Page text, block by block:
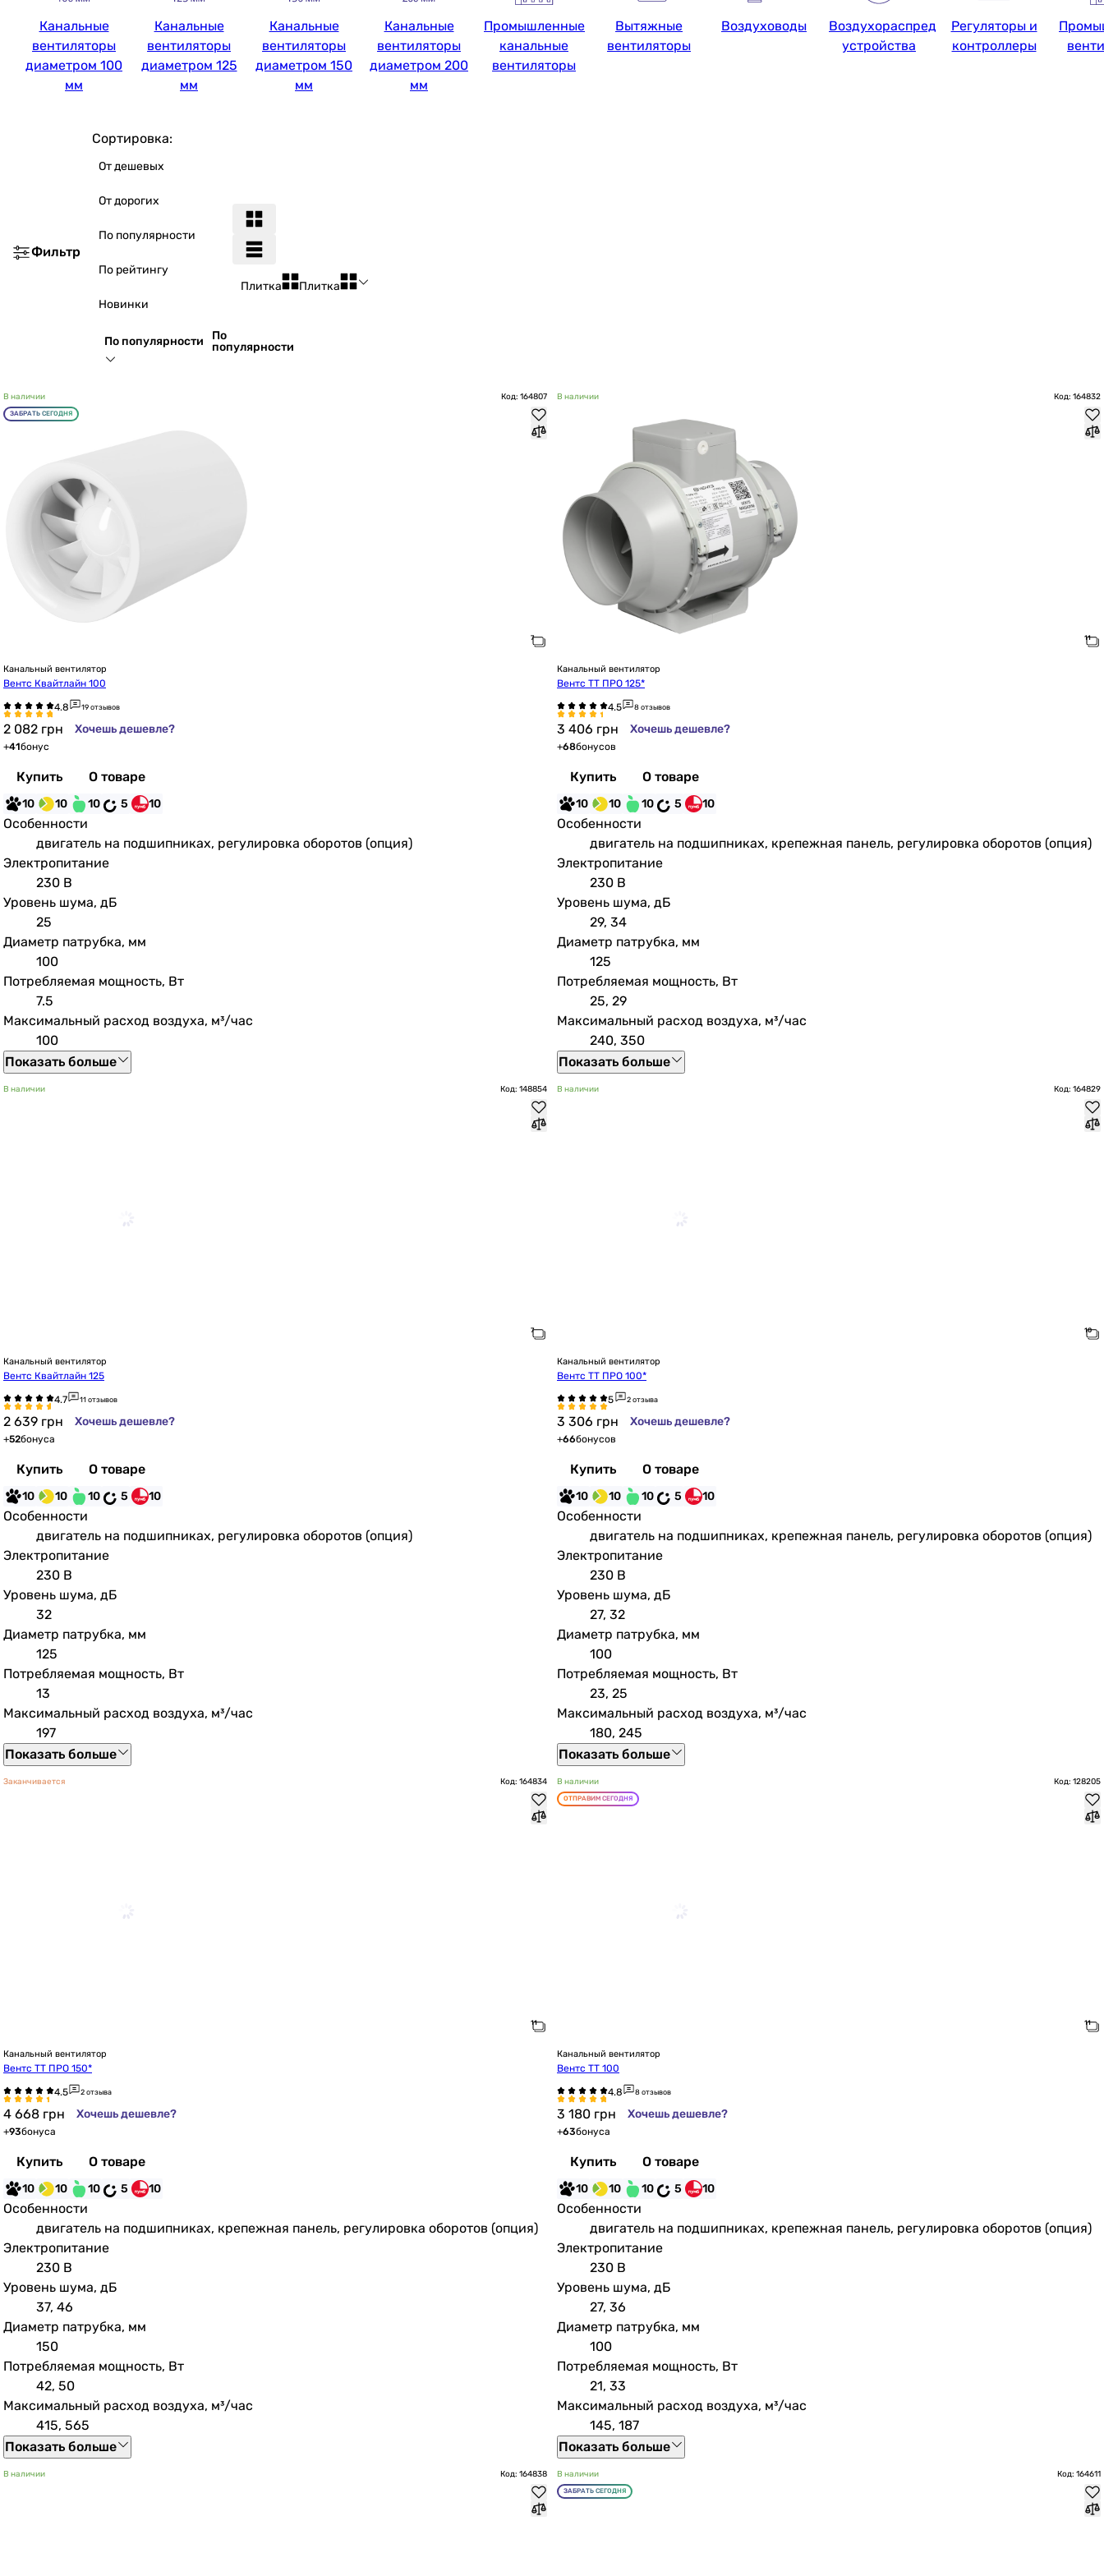
Канальные
вентиляторы
диаметром 100
мм
Канальные
вентиляторы
диаметром 125
мм
Канальные
вентиляторы
диаметром 150
мм
Канальные
вентиляторы
диаметром 200
мм
Промышленные
канальные
вентиляторы
Вытяжные
вентиляторы
Воздуховоды
Воздухораспределительные
устройства
Регуляторы и
контроллеры
Фильтр
Сортировка:
От дешевых
От дорогих
По популярности
По рейтингу
Новинки
По популярности
По
популярности
Плитка Плитка
В наличии Код: 164807
ЗАБРАТЬ СЕГОДНЯ
Канальный вентилятор
Вентс Квайтлайн 100
19 отзывов
2 082 грн Хочешь дешевле?
+41бонус
Купить О товаре
10 10 10 5 10
Особенности
двигатель на подшипниках, регулировка оборотов (опция)
Электропитание
230 В
Уровень шума, дБ
25
Диаметр патрубка, мм
100
Потребляемая мощность, Вт
7.5
Максимальный расход воздуха, м³/час
100
Показать больше
В наличии Код: 164832
Канальный вентилятор
Вентс ТТ ПРО 125*
8 отзывов
3 406 грн Хочешь дешевле?
+68бонусов
Купить О товаре
10 10 10 5 10
Особенности
двигатель на подшипниках, крепежная панель, регулировка оборотов (опция)
Электропитание
230 В
Уровень шума, дБ
29, 34
Диаметр патрубка, мм
125
Потребляемая мощность, Вт
25, 29
Максимальный расход воздуха, м³/час
240, 350
Показать больше
В наличии Код: 148854
Канальный вентилятор
Вентс Квайтлайн 125
11 отзывов
2 639 грн Хочешь дешевле?
+52бонуса
Купить О товаре
10 10 10 5 10
Особенности
двигатель на подшипниках, регулировка оборотов (опция)
Электропитание
230 В
Уровень шума, дБ
32
Диаметр патрубка, мм
125
Потребляемая мощность, Вт
13
Максимальный расход воздуха, м³/час
197
Показать больше
В наличии Код: 164829
Канальный вентилятор
Вентс ТТ ПРО 100*
2 отзыва
3 306 грн Хочешь дешевле?
+66бонусов
Купить О товаре
10 10 10 5 10
Особенности
двигатель на подшипниках, крепежная панель, регулировка оборотов (опция)
Электропитание
230 В
Уровень шума, дБ
27, 32
Диаметр патрубка, мм
100
Потребляемая мощность, Вт
23, 25
Максимальный расход воздуха, м³/час
180, 245
Показать больше
Заканчивается Код: 164834
Канальный вентилятор
Вентс ТТ ПРО 150*
2 отзыва
4 668 грн Хочешь дешевле?
+93бонуса
Купить О товаре
10 10 10 5 10
Особенности
двигатель на подшипниках, крепежная панель, регулировка оборотов (опция)
Электропитание
230 В
Уровень шума, дБ
37, 46
Диаметр патрубка, мм
150
Потребляемая мощность, Вт
42, 50
Максимальный расход воздуха, м³/час
415, 565
Показать больше
В наличии Код: 128205
ОТПРАВИМ СЕГОДНЯ
Канальный вентилятор
Вентс ТТ 100
8 отзывов
3 180 грн Хочешь дешевле?
+63бонуса
Купить О товаре
10 10 10 5 10
Особенности
двигатель на подшипниках, крепежная панель, регулировка оборотов (опция)
Электропитание
230 В
Уровень шума, дБ
27, 36
Диаметр патрубка, мм
100
Потребляемая мощность, Вт
21, 33
Максимальный расход воздуха, м³/час
145, 187
Показать больше
В наличии Код: 164838 В наличии Код: 164611
ЗАБРАТЬ СЕГОДНЯ